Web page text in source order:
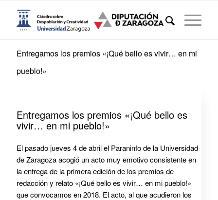
Entregamos los premios «¡Qué bello es vivir… en mi
pueblo!»
Entregamos los premios «¡Qué bello es
vivir… en mi pueblo!»
El pasado jueves 4 de abril el Paraninfo de la Universidad
de Zaragoza acogió un acto muy emotivo consistente en
la entrega de la primera edición de los premios de
redacción y relato «¡Qué bello es vivir… en mi pueblo!»
que convocamos en 2018. El acto, al que acudieron los